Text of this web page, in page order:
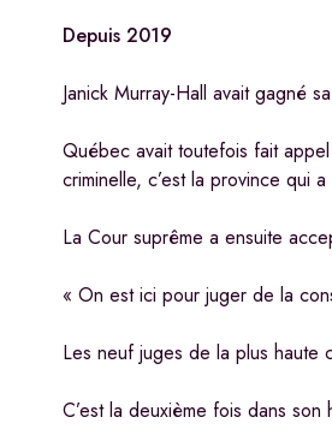
Depuis 2019
Janick Murray-Hall avait gagné
Québec avait toutefois fait
criminelle, c’est la province qui
La Cour suprême a ensuite
« On est ici pour juger de la
Les neuf juges de la plus
C’est la deuxième fois dans